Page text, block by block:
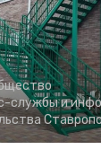
службы и